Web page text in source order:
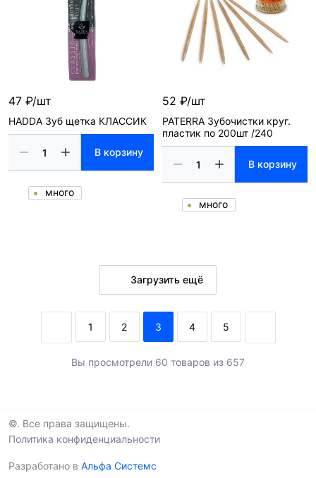
47 ₽/шт
HADDА Зуб щетка КЛАССИК
В корзину
много
52 ₽/шт
PATERRA Зубочистки круг.
пластик по 200шт /240
В корзину
много
Загрузить ещё
1 2 3 4 5
Вы просмотрели 60 товаров из 657
©. Все права защищены.
Политика конфиденциальности
Разработано в Альфа Системс